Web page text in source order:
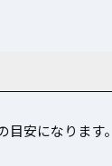
安になります。